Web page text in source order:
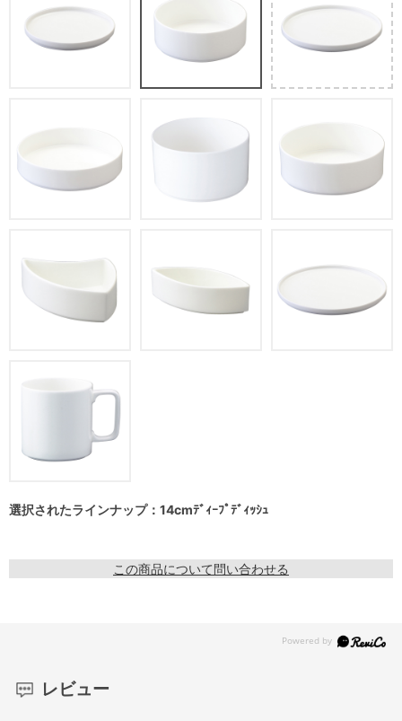
選択されたラインナップ：14cmﾃﾞｨｰﾌﾟﾃﾞｨｯｼｭ
この商品について問い合わせる
レビュー